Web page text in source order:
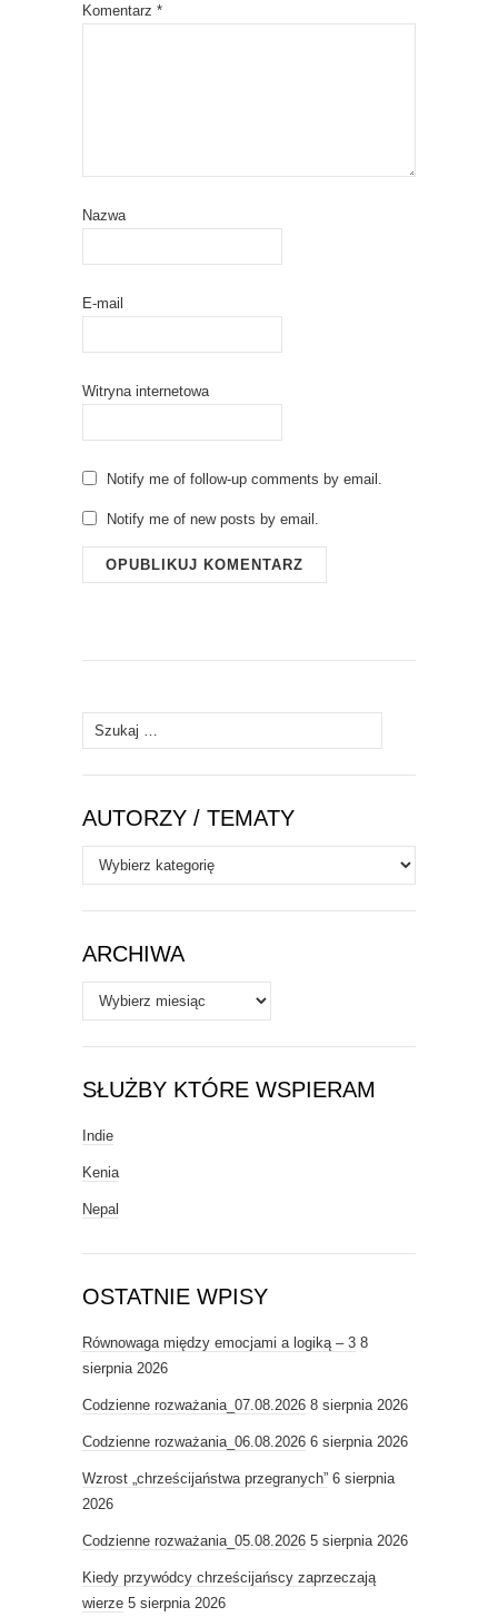
Komentarz *
Nazwa
E-mail
Witryna internetowa
Notify me of follow-up comments by email.
Notify me of new posts by email.
Szukaj:
AUTORZY / TEMATY
Autorzy
/
Tematy
ARCHIWA
Archiwa
SŁUŻBY KTÓRE WSPIERAM
Indie
Kenia
Nepal
OSTATNIE WPISY
Równowaga między emocjami a logiką – 3 8
sierpnia 2026
Codzienne rozważania_07.08.2026 8 sierpnia 2026
Codzienne rozważania_06.08.2026 6 sierpnia 2026
Wzrost „chrześcijaństwa przegranych” 6 sierpnia
2026
Codzienne rozważania_05.08.2026 5 sierpnia 2026
Kiedy przywódcy chrześcijańscy zaprzeczają
wierze 5 sierpnia 2026